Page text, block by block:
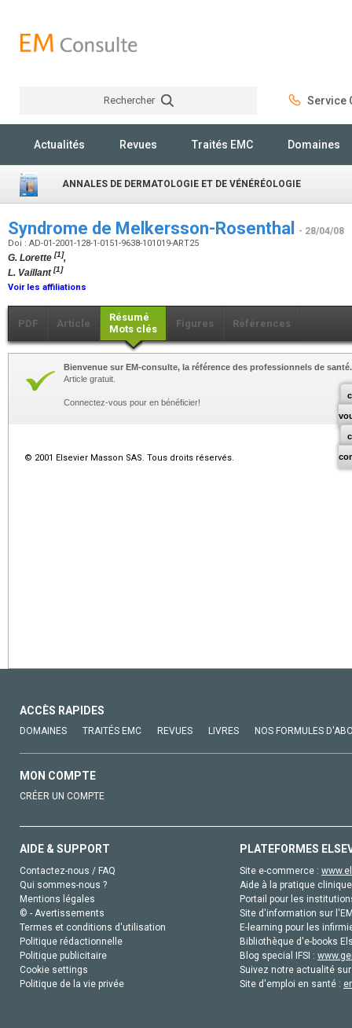
Rechercher Service
Actualités Revues Traités EMC Domaines
ANNALES DE DERMATOLOGIE ET DE VÉNÉRÉOLOGIE
Syndrome de Melkersson-Rosenthal - 28/04/08
Doi : AD-01-2001-128-1-0151-9638-101019-ART25
G. Lorette [1],
L. Vaillant[1]
Voir les affiliations
PDF Article
Résumé
Mots clés
Figures Références
Bienvenue sur EM-consulte, la référence des professionnels de santé.
Article gratuit.
Connectez-vous pour en bénéficier!
© 2001 Elsevier Masson SAS. Tous droits réservés.
ACCÈS RAPIDES
DOMAINES TRAITÉS EMC REVUES LIVRES NOS FORMULES
MON COMPTE
CRÉER UN COMPTE
AIDE & SUPPORT
Contactez-nous / FAQ
Qui sommes-nous ?
Mentions légales
© - Avertissements
Termes et conditions d'utilisation
Politique rédactionnelle
Politique publicitaire
Cookie settings
Politique de la vie privée
PLATEFORMES
Site e-commerce :
Aide à la pratique
Portail pour les
Site d'information sur
E-learning pour les
Bibliothèque d'e-books
Blog special IFSI :
Suivez notre actualité
Site d'emploi en santé :